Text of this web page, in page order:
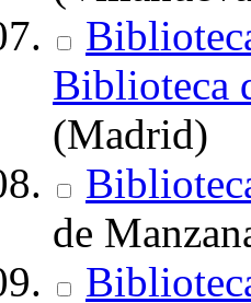
Biblioteca
(Madrid)
de